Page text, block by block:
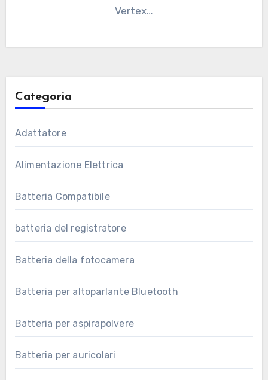
Vertex…
Categoria
Adattatore
Alimentazione Elettrica
Batteria Compatibile
batteria del registratore
Batteria della fotocamera
Batteria per altoparlante Bluetooth
Batteria per aspirapolvere
Batteria per auricolari